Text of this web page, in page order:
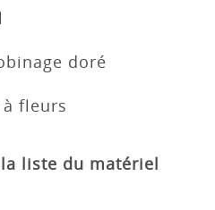
doré
à fleurs
liste du matériel